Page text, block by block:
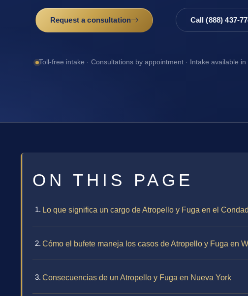
Request a consultation Call (888) 437-
Toll-free intake · Consultations by appointment · Intake available
ON THIS PAGE
Lo que significa un cargo de Atropello y Fuga en el
Cómo el bufete maneja los casos de Atropello y Fuga en
Consecuencias de un Atropello y Fuga en Nueva York